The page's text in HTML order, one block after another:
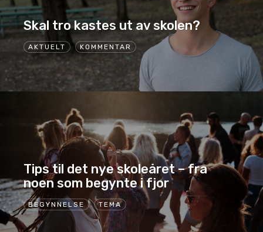
AKTUELT KOMMENTAR
Skal tro kastes ut av skolen?
BEGYNNELSE TEMA
Tips til det nye skoleåret – fra
noen som begynte i fjor